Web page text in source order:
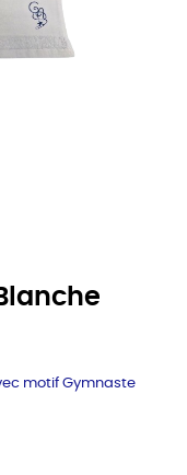
motif Gymnaste